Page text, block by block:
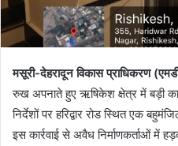
मसूरी-देहरादून विकास प्राधिकरण
रुख अपनाते हुए ऋषिकेश क्षेत्र में बड़ी
निर्देशों पर हरिद्वार रोड स्थित एक
इस कार्रवाई से अवैध निर्माणकर्ताओं में